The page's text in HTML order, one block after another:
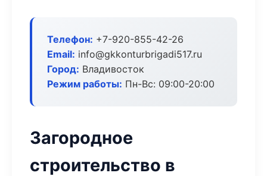
Телефон: +7-920-855-42-26
Email: info@gkkonturbrigadi517.ru
Город: Владивосток
Режим работы: Пн-Вс: 09:00-20:00
Загородное
строительство в